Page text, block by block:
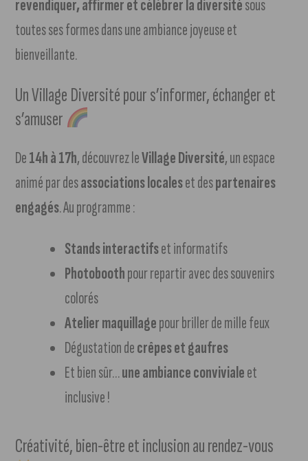
revendiquer, affirmer et célébrer la diversitésous
toutes ses formes dans une ambiance joyeuse et
bienveillante.
Un Village Diversité pour s’informer, échanger et
s’amuser
De14h à 17h, découvrez leVillage Diversité, un espace
animé par desassociations localeset despartenaires
engagés. Au programme :
Stands interactifset informatifs
Photoboothpour repartir avec des souvenirs
colorés
Atelier maquillagepour briller de mille feux
Dégustation decrêpes et gaufres
Et bien sûr…une ambiance convivialeet
inclusive !
Créativité, bien-être et inclusion au rendez-vous